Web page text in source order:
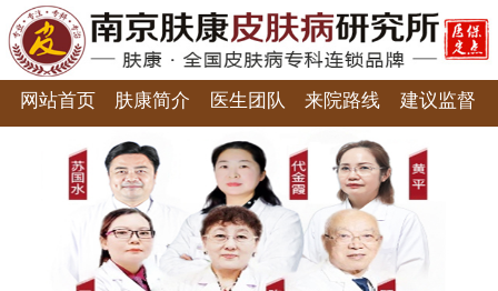
网站首页 肤康简介 医生团队 来院路线 建议监督